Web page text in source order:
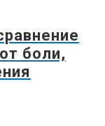
боли,